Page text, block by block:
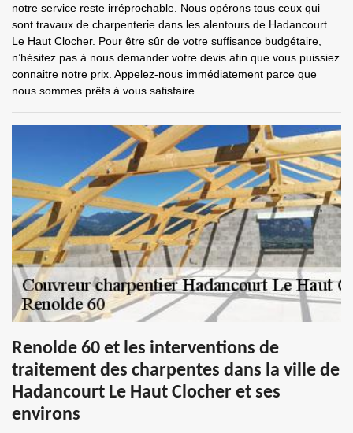
notre service reste irréprochable. Nous opérons tous ceux qui
sont travaux de charpenterie dans les alentours de Hadancourt
Le Haut Clocher. Pour être sûr de votre suffisance budgétaire,
n’hésitez pas à nous demander votre devis afin que vous puissiez
connaitre notre prix. Appelez-nous immédiatement parce que
nous sommes prêts à vous satisfaire.
Renolde 60 et les interventions de
traitement des charpentes dans la ville de
Hadancourt Le Haut Clocher et ses
environs